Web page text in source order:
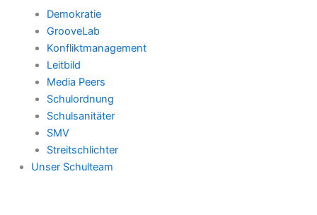
Demokratie
GrooveLab
Konfliktmanagement
Leitbild
Media Peers
Schulordnung
Schulsanitäter
SMV
Streitschlichter
Unser Schulteam